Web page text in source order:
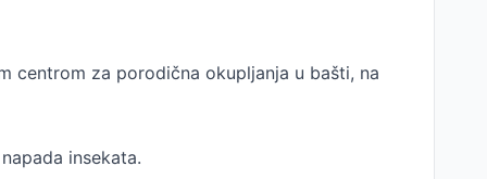
centrom za porodična okupljanja u bašti, na
insekata.